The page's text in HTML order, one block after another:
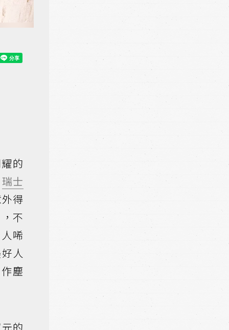
的
瑞士
得
不
唏
人
塵